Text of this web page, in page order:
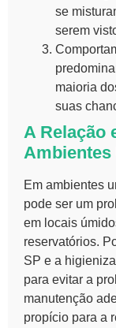
se
serem
maioria
suas
A Relação
Em ambientes
pode ser um
em locais
reservatórios.
SP e a
para evitar a
manutenção
propício para a